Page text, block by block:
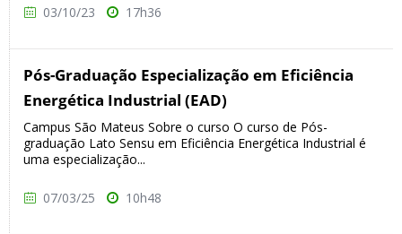
03/10/23 17h36
Pós-Graduação Especialização em Eficiência
Energética Industrial (EAD)
Campus São Mateus Sobre o curso O curso de Pós-
graduação Lato Sensu em Eficiência Energética Industrial é
uma especialização...
07/03/25 10h48